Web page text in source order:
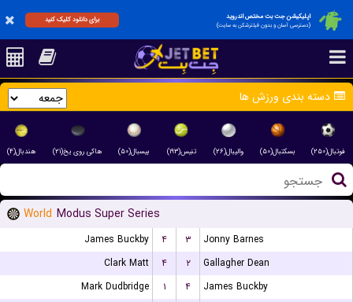
اپلیکیشن جت بت مختص اندروید
(دسترسی آسان و بدون فیلترشکن به سایت)
برای دانلود کلیک کنید
دسته بندی ورزش ها
فوتبال(۲۵۰) بسکتبال(۵۰) والیبال(۲۶) تنیس(۱۹۳) بیسبال(۵۰) هاکی روی یخ(۲۱) هندبال(۴)
World Modus Super Series
James Buckby ۴ ۳
Jonny Barnes
Clark Matt
۴ ۲
Gallagher Dean
Mark Dudbridge
۱ ۴
James Buckby